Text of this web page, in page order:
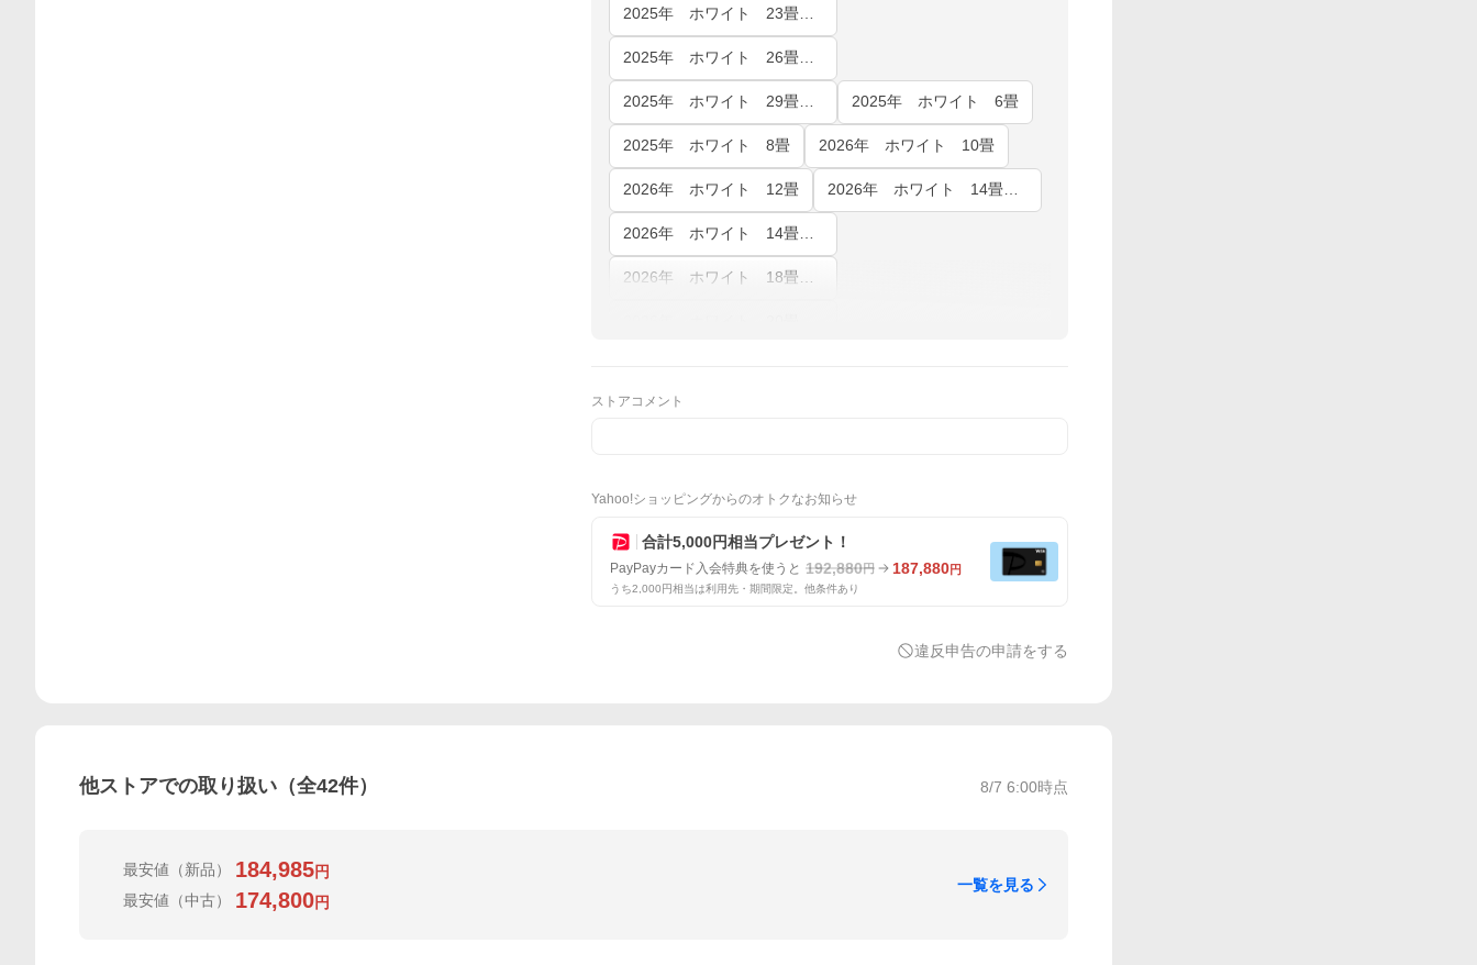
2025年 ホワイト 6畳
2025年 ホワイト 8畳 2026年 ホワイト 10畳
2026年 ホワイト 12畳
2026年 ホワイト 8畳
ストアコメント
Yahoo!ショッピングからのオトクなお知らせ
合計5,000円相当プレゼント！
PayPayカード入会特典を使うと 192,880円 187,880円
うち2,000円相当は利用先・期間限定。他条件あり
違反申告の申請をする
他ストアでの取り扱い（全42件） 8/7 6:00時点
最安値 （新品） 184,985円
最安値 （中古） 174,800円
一覧を見る